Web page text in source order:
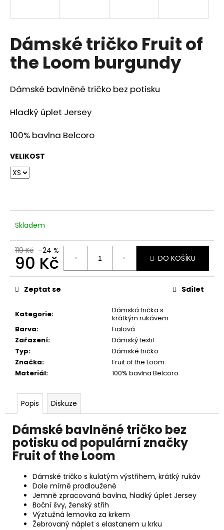
Dámské tričko Fruit of
the Loom burgundy
Dámské bavlněné tričko bez potisku
Hladký úplet Jersey
100% bavlna Belcoro
VELIKOST
Skladem
119 Kč –24 %
90 Kč
Měrná
cena:
DO KOŠÍKU
Kategorie:
Dámská trička s
krátkým rukávem
Barva:
Fialová
Zařazení:
Dámský textil
Typ:
Dámské tričko
Značka:
Fruit of the Loom
Materiál: 100% bavlna Belcoro
Zeptat se Sdílet
Popis Diskuze
Dámské bavlněné tričko bez
potisku od populární značky
Fruit of the Loom
Dámské tričko s kulatým výstřihem, krátký rukáv
Dole mírně prodloužené
Jemně zpracovaná bavlna, hladký úplet Jersey
Boční švy, ženský střih
Výztužná lemovka za krkem
Žebrovaný náplet s elastanem u krku
í
t
?
HLEDAT
D
o
p
u
č
u
m
e